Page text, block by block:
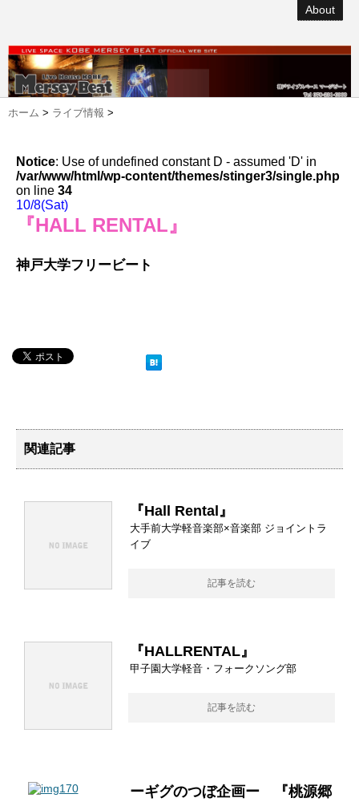
About
ホーム > ライブ情報 >
Notice: Use of undefined constant D - assumed 'D' in
/var/www/html/wp-content/themes/stinger3/single.php
on line 34
10/8(Sat)
『HALL RENTAL』
神戸大学フリービート
関連記事
『Hall Rental』
大手前大学軽音楽部×音楽部 ジョイントラ
イブ
記事を読む
『HALLRENTAL』
甲子園大学軽音・フォークソング部
記事を読む
ーギグのつぼ企画ー 『桃源郷